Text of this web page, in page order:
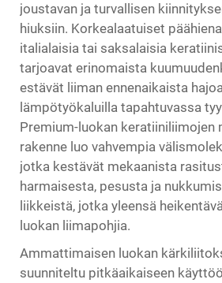
joustavan ja turvallisen
hiuksiin. Korkealaatuiset
italialaisia tai saksalaisia
tarjoavat erinomaista
estävät liiman ennenaikaista
lämpötyökaluilla tapahtuvassa
Premium-luokan keratiiniliimojen
rakenne luo vahvempia
jotka kestävät mekaanista
harmaisesta, pesusta ja
liikkeistä, jotka yleensä
luokan liimapohjia.
Ammattimaisen luokan
suunniteltu pitkäaikaiseen